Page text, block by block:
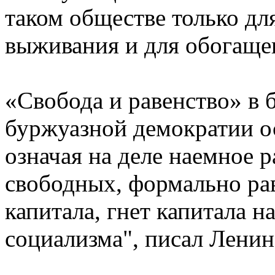
таком обществе только
выживания и для
«Свобода и равенство» в
буржуазной демократии
означая на деле наемное
свободных, формально
капитала, гнет капитала
социализма", писал